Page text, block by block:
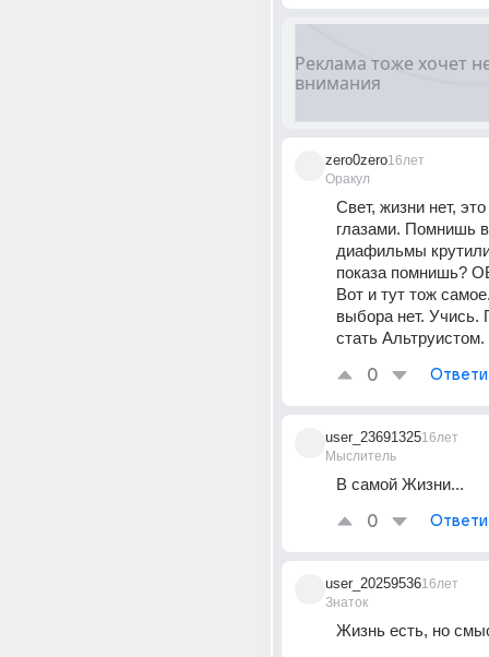
zero0zero
Оракул
16лет
Свет, жизни нет,
глазами. Помнишь
диафильмы
показа помнишь?
Вот и тут тож
выбора нет. Учись.
стать Альтруистом.
0
user_23691325
Мыслитель
16лет
В самой Жизни...
0
user_20259536
Знаток
16лет
Жизнь есть, но